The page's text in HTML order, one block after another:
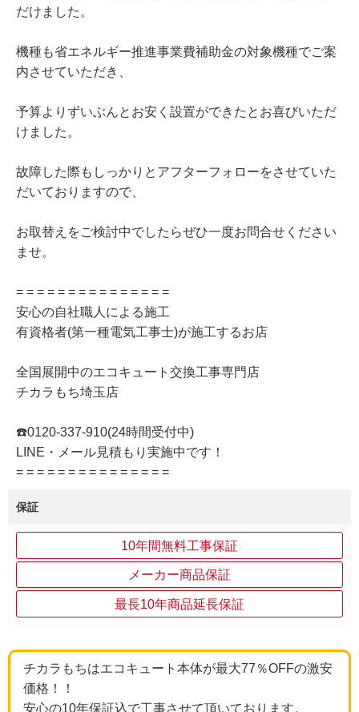
だけました。
機種も省エネルギー推進事業費補助金の対象機種でご案
内させていただき、
予算よりずいぶんとお安く設置ができたとお喜びいただ
けました。
故障した際もしっかりとアフターフォローをさせていた
だいておりますので、
お取替えをご検討中でしたらぜひ一度お問合せください
ませ。
= = = = = = = = = = = = = = =
安心の自社職人による施工
有資格者(第一種電気工事士)が施工するお店
全国展開中のエコキュート交換工事専門店
チカラもち埼玉店
☎️0120-337-910(24時間受付中)
LINE・メール見積もり実施中です！
= = = = = = = = = = = = = = =
保証
10年間無料工事保証
メーカー商品保証
最長10年商品延長保証
チカラもちはエコキュート本体が最大77％OFFの激安
価格！！
安心の10年保証込で工事させて頂いております。